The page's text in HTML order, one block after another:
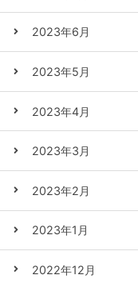
2023年6月
2023年5月
2023年4月
2023年3月
2023年2月
2023年1月
2022年12月